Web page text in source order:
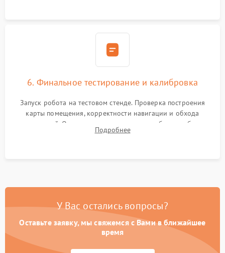
6. Финальное тестирование и калибровка
Запуск робота на тестовом стенде. Проверка построения
карты помещения, корректности навигации и обхода
препятствий. Оценка силы всасывания и работы турбины.
Тестирование автоматического возврата на док-станцию и
Подробнее
У Вас остались вопросы?
Оставьте заявку, мы свяжемся с Вами в ближайшее
время